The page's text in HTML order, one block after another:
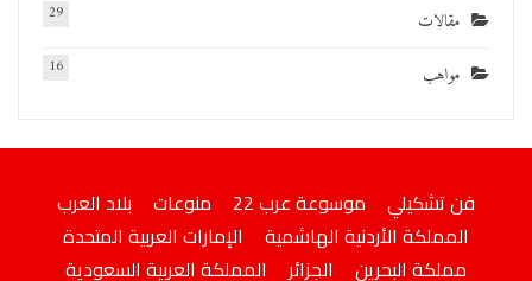
مقالات 29
مواهب 16
فن تشكيلي موسوعة عرب 22 منوعات
بلاد العرب
المملكة الأردنية الهاشمية
الإمارات العربية المتحدة
مملكة البحرين
الجزائر المملكة العربية السعودية